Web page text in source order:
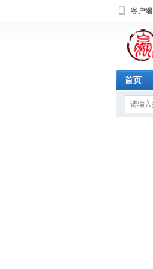
客户端
首页